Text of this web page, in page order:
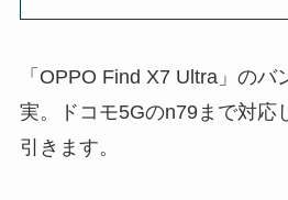
「OPPO Find X7 Ultra」の
実。ドコモ5Gのn79まで対応
引きます。